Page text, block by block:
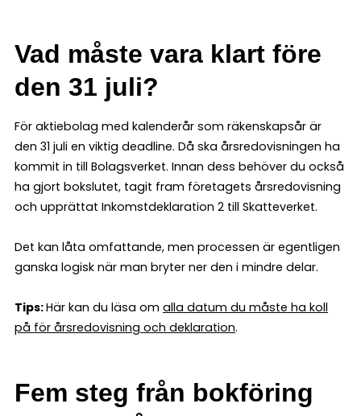
Vad måste vara klart före
den 31 juli?
För aktiebolag med kalenderår som räkenskapsår är
den 31 juli en viktig deadline. Då ska årsredovisningen ha
kommit in till Bolagsverket. Innan dess behöver du också
ha gjort bokslutet, tagit fram företagets årsredovisning
och upprättat Inkomstdeklaration 2 till Skatteverket.
Det kan låta omfattande, men processen är egentligen
ganska logisk när man bryter ner den i mindre delar.
Tips:Här kan du läsa om alla datum du måste ha koll
på för årsredovisning och deklaration.
Fem steg från bokföring